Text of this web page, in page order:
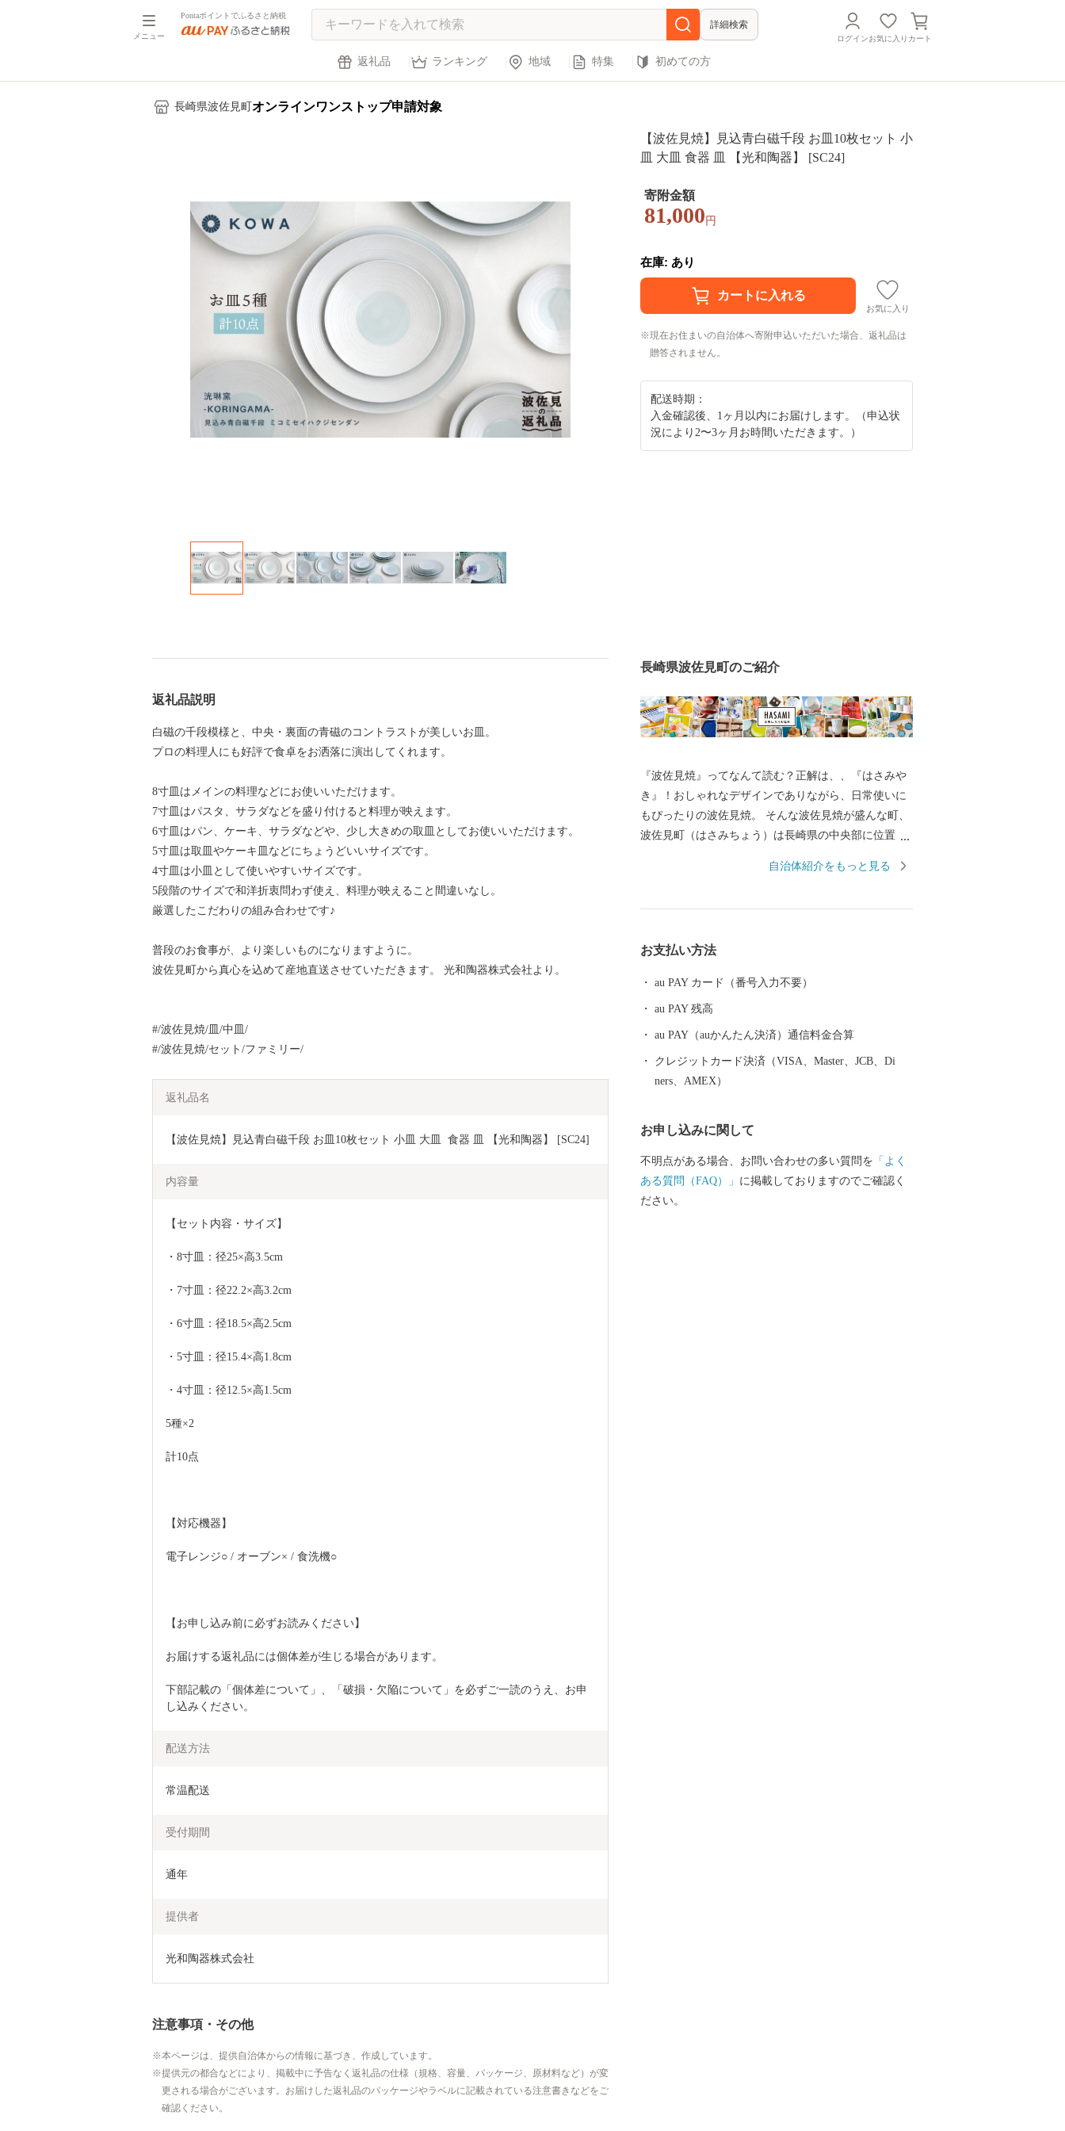
メニュー
Pontaポイントでふるさと納税
詳細検索
ログインお気に入り カート
返礼品 ランキング 地域 特集 初めての方
長崎県波佐見町 オンラインワンストップ申請対象
【波佐見焼】見込青白磁千段 お皿10枚セット 小
皿 大皿 食器 皿 【光和陶器】 [SC24]
寄附金額
81,000 円
在庫: あり
お気に入り
現在お住まいの自治体へ寄附申込いただいた場合、返礼品は
贈答されません。
配送時期：
入金確認後、1ヶ月以内にお届けします。（申込状
況により2〜3ヶ月お時間いただきます。）
返礼品説明
白磁の千段模様と、中央・裏面の青磁のコントラストが美しいお皿。
プロの料理人にも好評で食卓をお洒落に演出してくれます。
8寸皿はメインの料理などにお使いいただけます。
7寸皿はパスタ、サラダなどを盛り付けると料理が映えます。
6寸皿はパン、ケーキ、サラダなどや、少し大きめの取皿としてお使いいただけます。
5寸皿は取皿やケーキ皿などにちょうどいいサイズです。
4寸皿は小皿として使いやすいサイズです。
5段階のサイズで和洋折衷問わず使え、料理が映えること間違いなし。
厳選したこだわりの組み合わせです♪
普段のお食事が、より楽しいものになりますように。
波佐見町から真心を込めて産地直送させていただきます。 光和陶器株式会社より。
#/波佐見焼/皿/中皿/
#/波佐見焼/セット/ファミリー/
返礼品名
【波佐見焼】見込青白磁千段 お皿10枚セット 小皿 大皿  食器 皿 【光和陶器】 [SC24]
内容量
【セット内容・サイズ】
・8寸皿：径25×高3.5cm
・7寸皿：径22.2×高3.2cm
・6寸皿：径18.5×高2.5cm
・5寸皿：径15.4×高1.8cm
・4寸皿：径12.5×高1.5cm
5種×2
計10点
【対応機器】
電子レンジ○ / オーブン× / 食洗機○
【お申し込み前に必ずお読みください】
お届けする返礼品には個体差が生じる場合があります。
下部記載の「個体差について」、「破損・欠陥について」を必ずご一読のうえ、お申
し込みください。
配送方法
常温配送
受付期間
通年
提供者
光和陶器株式会社
注意事項・その他
本ページは、提供自治体からの情報に基づき、作成しています。
提供元の都合などにより、掲載中に予告なく返礼品の仕様（規格、容量、パッケージ、原材料など）が変
更される場合がございます。お届けした返礼品のパッケージやラベルに記載されている注意書きなどをご
確認ください。
長崎県波佐見町のご紹介
『波佐見焼』ってなんて読む？正解は、、『はさみや
き』！おしゃれなデザインでありながら、日常使いに
もぴったりの波佐見焼。 そんな波佐見焼が盛んな町、
波佐見町（はさみちょう）は長崎県の中央部に位置
田百選に選ばれた「鬼木棚田」にみられるように、豊
います。 今なお多くの窯元が集積する中尾山には世界
品であった磁器を広く普及させるとともに、食文化に
も大きな影響を与えたといわれています。 そして近年
においても、日本の食卓を彩るおしゃれで機能的な日
など、ここでは紹介しきれません。長崎へお越しの際
自治体紹介をもっと見る
お支払い方法
au PAY カード（番号入力不要）
au PAY 残高
au PAY（auかんたん決済）通信料金合算
クレジットカード決済（VISA、Master、JCB、Di
ners、AMEX）
お申し込みに関して
不明点がある場合、お問い合わせの多い質問を 「よく
ある質問（FAQ）」 に掲載しておりますのでご確認く
ださい。